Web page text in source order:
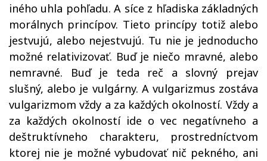
iného uhla pohľadu. A síce z hľadiska základných
morálnych princípov. Tieto princípy totiž alebo
jestvujú, alebo nejestvujú. Tu nie je jednoducho
možné relativizovať. Buď je niečo mravné, alebo
nemravné. Buď je teda reč a slovný prejav
slušný, alebo je vulgárny. A vulgarizmus zostáva
vulgarizmom vždy a za každých okolností. Vždy a
za každých okolností ide o vec negatívneho a
deštruktívneho charakteru, prostredníctvom
ktorej nie je možné vybudovať nič pekného, ani